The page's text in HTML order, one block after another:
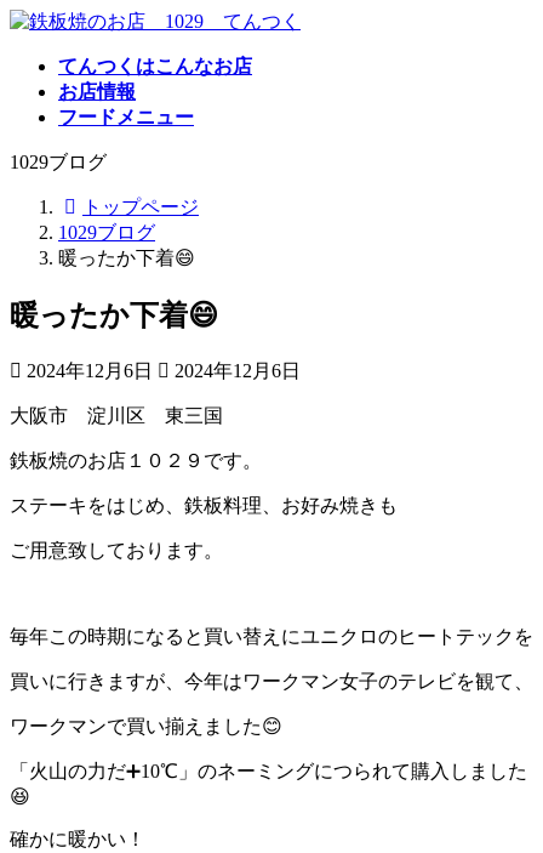
コ
ス
ナ
ン
てんつくはこんなお店
お店情報
フードメニュー
1029ブログ
トップページ
1029ブログ
暖ったか下着😄
暖ったか下着😄
2024年12月6日
最
更
日
時
2024年12月6日
大阪市 淀川区 東三国
鉄板焼のお店１０２９です。
ステーキをはじめ、鉄板料理、お好み焼きも
ご用意致しております。
毎年この時期になると買い替えにユニクロのヒートテックを
買いに行きますが、今年はワークマン女子のテレビを観て、
ワークマンで買い揃えました😊
「火山の力だ➕10℃」のネーミングにつられて購入しました
😆
確かに暖かい！